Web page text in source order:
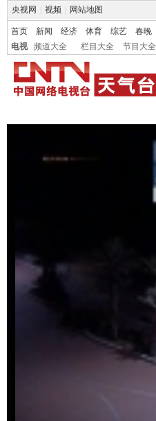
央视网 视频 网站地图
首页 新闻 经济 体育 综艺 春晚
电视
频道大全 栏目大全 节目大全